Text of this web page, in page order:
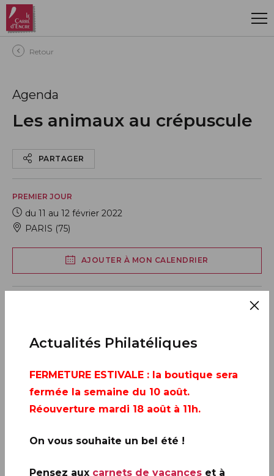
Aller au contenu principal
Retour
Agenda
Les animaux au crépuscule
PARTAGER
PREMIER JOUR
du 11 au 12 février 2022
PARIS (75)
AJOUTER À MON CALENDRIER
Actualités Philatéliques
FERMETURE ESTIVALE : la boutique sera
fermée la semaine du 10 août.
Réouverture mardi 18 août à 11h.
On vous souhaite un bel été !
Pensez aux carnets de vacances et à